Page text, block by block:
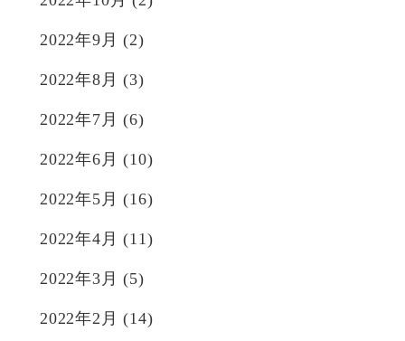
2022年9月 (2)
2022年8月 (3)
2022年7月 (6)
2022年6月 (10)
2022年5月 (16)
2022年4月 (11)
2022年3月 (5)
2022年2月 (14)